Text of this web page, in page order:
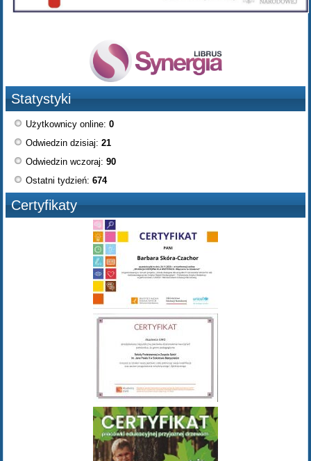
Statystyki
Użytkownicy online:0
Odwiedzin dzisiaj:21
Odwiedzin wczoraj:90
Ostatni tydzień:674
Certyfikaty